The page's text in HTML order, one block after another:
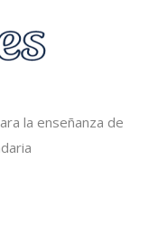
la enseñanza de